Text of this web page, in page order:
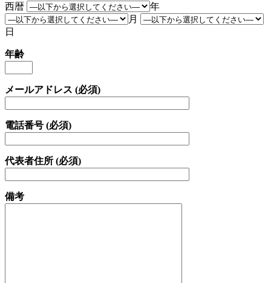
西暦
年
月
日
年齢
メールアドレス (必須)
電話番号 (必須)
代表者住所 (必須)
備考